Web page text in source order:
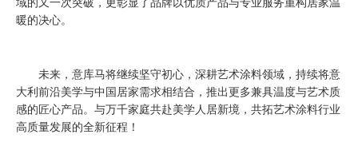
暖的决心。
未来，意库马将继续坚守初心，深耕艺术涂料领域，持续将意
大利前沿美学与中国居家需求相结合，推出更多兼具温度与艺术质
感的匠心产品。与万千家庭共赴美学人居新境，共拓艺术涂料行业
高质量发展的全新征程！